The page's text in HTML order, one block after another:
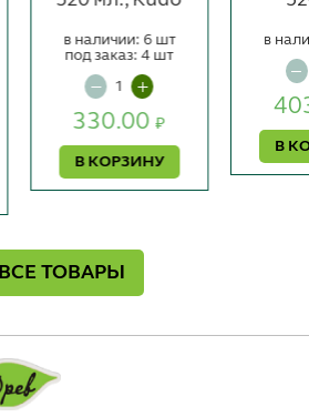
330.00₽
В КОРЗИНУ
в наличии: 6 шт
под заказ: 4 шт
В
в
ВСЕ ТОВАРЫ